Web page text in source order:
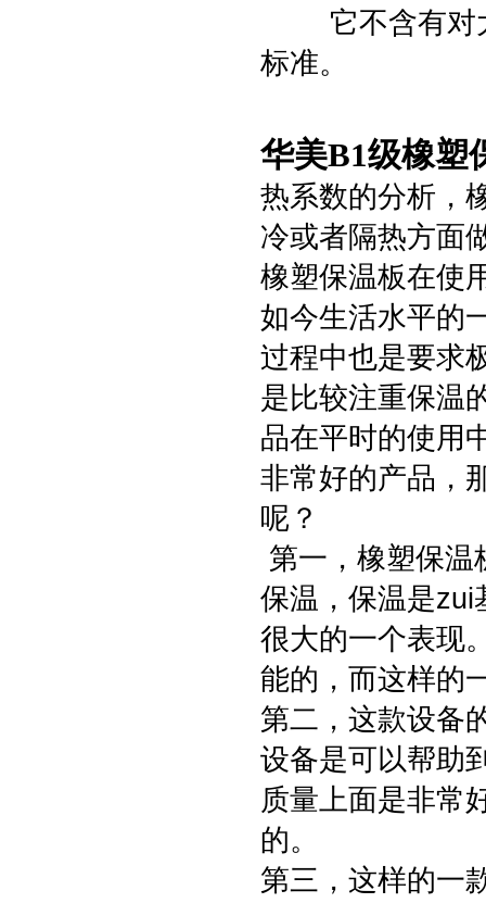
它不含有对大
标准。
华美B1级橡塑
热系数的分析，
冷或者隔热方面
橡塑保温板在使
如今生活水平的
过程中也是要求
是比较注重保温
品在平时的使用
非常好的产品，
呢？
第一，橡塑保温
保温，保温是zui
很大的一个表现
能的，而这样的
第二，这款设备
设备是可以帮助
质量上面是非常
的。
第三，这样的一